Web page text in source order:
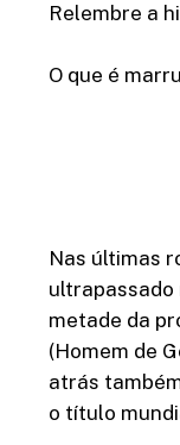
Relembre a
O que é
Nas últimas
ultrapassado
metade da
(Homem de
atrás
o título